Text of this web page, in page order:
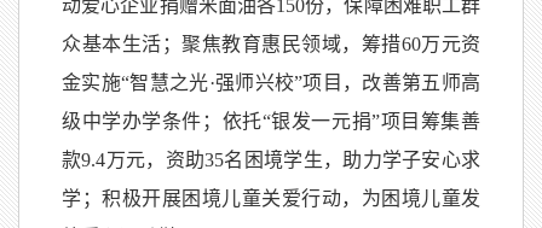
动爱心企业捐赠米面油各150份，保障困难职工群
众基本生活；聚焦教育惠民领域，筹措60万元资
金实施“智慧之光·强师兴校”项目，改善第五师高
级中学办学条件；依托“银发一元捐”项目筹集善
款9.4万元，资助35名困境学生，助力学子安心求
学；积极开展困境儿童关爱行动，为困境儿童发